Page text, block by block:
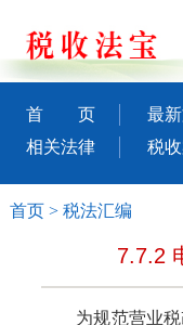
首 页 最
相关法律
税
首页> 税法汇编
7.7.2
为规范营业